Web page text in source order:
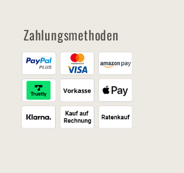
Zahlungsmethoden